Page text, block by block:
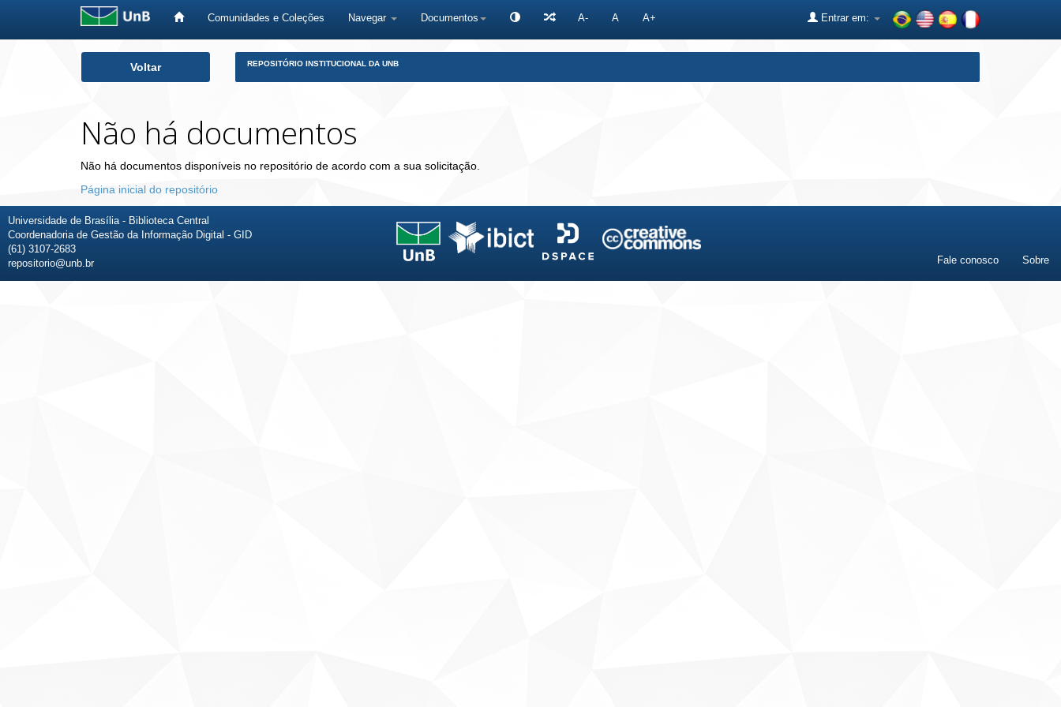
Comunidades e Coleções Navegar Documentos A- A A+ Entrar em:
Voltar REPOSITÓRIO INSTITUCIONAL DA UNB
Não há documentos
Não há documentos disponíveis no repositório de acordo com a sua solicitação.
Página inicial do repositório
Universidade de Brasília - Biblioteca Central
Coordenadoria de Gestão da Informação Digital - GID
(61) 3107-2683
repositorio@unb.br
Fale conosco Sobre